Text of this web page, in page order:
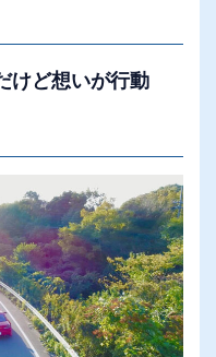
けど想いが行動